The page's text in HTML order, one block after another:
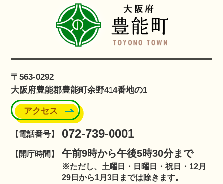
〒563-0292
大阪府豊能郡豊能町余野414番地の1
アクセス
【電話番号】 072-739-0001
【開庁時間】 午前9時から午後5時30分まで
※ただし、土曜日・日曜日・祝日・12月
29日から1月3日までは除きます。